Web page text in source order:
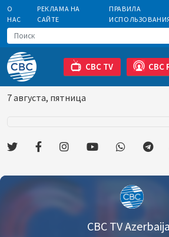
О
НАС
РЕКЛАМА НА
САЙТЕ
ПРАВИЛА
CBC TV CBC
7 августа, пятница
CBC TV